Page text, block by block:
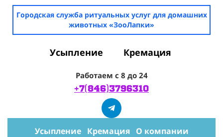
Городская служба ритуальных услуг для домашних
животных «ЗооЛапки»
Усыпление Кремация
Работаем с 8 до 24
+7(846)3796310
Усыпление Кремация
О компании